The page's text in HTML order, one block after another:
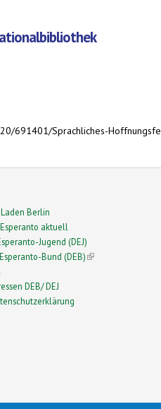
691401/Sprachliches-
Berlin
aktuell
Jugend (DEJ)
Bund (DEB)(link is external)
DEB/ DEJ